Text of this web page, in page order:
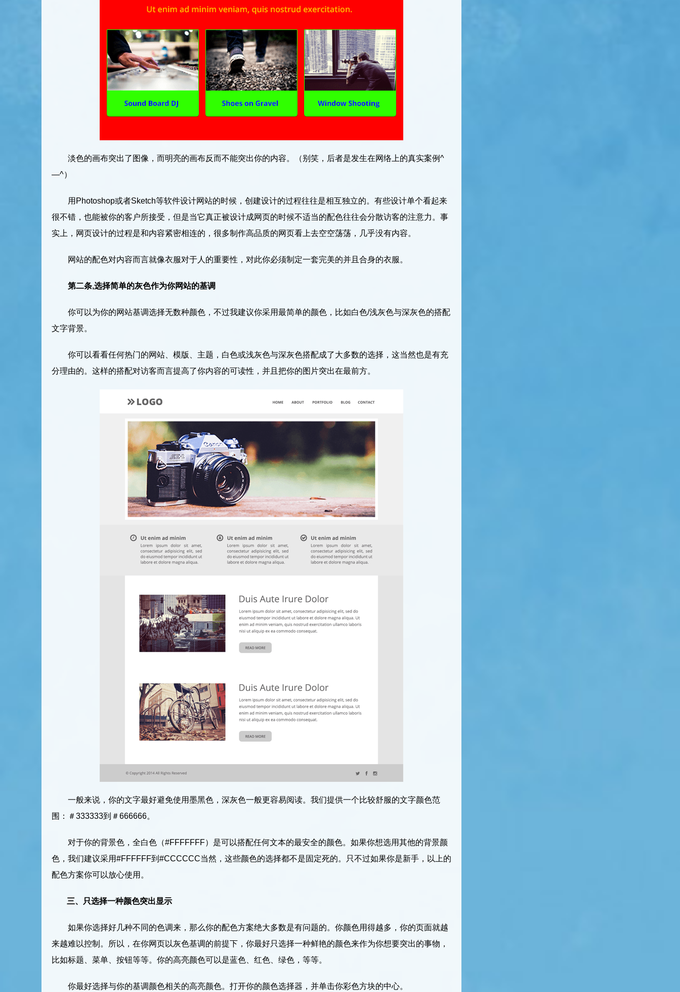
淡色的画布突出了图像，而明亮的画布反而不能突出你的内容。（别笑，后者是发生在网络上的真实案例^
—^）
用Photoshop或者Sketch等软件设计网站的时候，创建设计的过程往往是相互独立的。有些设计单个看起来
很不错，也能被你的客户所接受，但是当它真正被设计成网页的时候不适当的配色往往会分散访客的注意力。事
实上，网页设计的过程是和内容紧密相连的，很多制作高品质的网页看上去空空荡荡，几乎没有内容。
网站的配色对内容而言就像衣服对于人的重要性，对此你必须制定一套完美的并且合身的衣服。
第二条,选择简单的灰色作为你网站的基调
你可以为你的网站基调选择无数种颜色，不过我建议你采用最简单的颜色，比如白色/浅灰色与深灰色的搭配
文字背景。
你可以看看任何热门的网站、模版、主题，白色或浅灰色与深灰色搭配成了大多数的选择，这当然也是有充
分理由的。这样的搭配对访客而言提高了你内容的可读性，并且把你的图片突出在最前方。
一般来说，你的文字最好避免使用墨黑色，深灰色一般更容易阅读。我们提供一个比较舒服的文字颜色范
围：＃333333到＃666666。
对于你的背景色，全白色（#FFFFFFF）是可以搭配任何文本的最安全的颜色。如果你想选用其他的背景颜
色，我们建议采用#FFFFFF到#CCCCCC当然，这些颜色的选择都不是固定死的。只不过如果你是新手，以上的
配色方案你可以放心使用。
三、只选择一种颜色突出显示
如果你选择好几种不同的色调来，那么你的配色方案绝大多数是有问题的。你颜色用得越多，你的页面就越
来越难以控制。所以，在你网页以灰色基调的前提下，你最好只选择一种鲜艳的颜色来作为你想要突出的事物，
比如标题、菜单、按钮等等。你的高亮颜色可以是蓝色、红色、绿色，等等。
你最好选择与你的基调颜色相关的高亮颜色。打开你的颜色选择器，并单击你彩色方块的中心。